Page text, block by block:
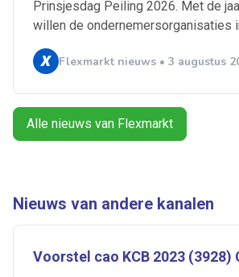
Prinsjesdag Peiling 2026. Met de
willen de ondernemersorganisaties
Flexmarkt nieuws • 3 augustus
Alle nieuws van Flexmarkt
Nieuws van andere kanalen
Voorstel cao KCB 2023 (3928)
Alles Ingezonden
Bureau
Normering Arbeid
ZiPconomy